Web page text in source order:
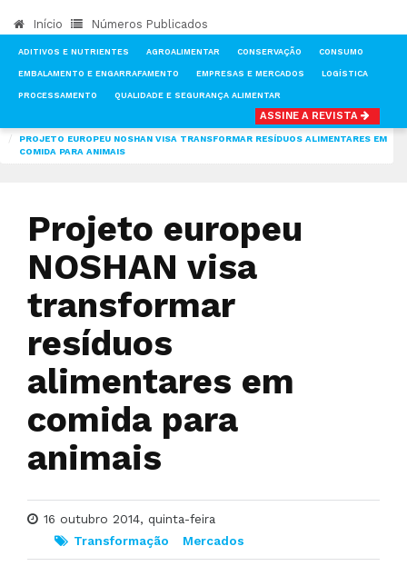
Início Números Publicados
ADITIVOS E NUTRIENTES AGROALIMENTAR CONSERVAÇÃO CONSUMO
EMBALAMENTO E ENGARRAFAMENTO EMPRESAS E MERCADOS LOGÍSTICA
PROCESSAMENTO QUALIDADE E SEGURANÇA ALIMENTAR
ASSINE A REVISTA
PROJETO EUROPEU NOSHAN VISA TRANSFORMAR RESÍDUOS ALIMENTARES EM
COMIDA PARA ANIMAIS
Projeto europeu
NOSHAN visa
transformar
resíduos
alimentares em
comida para
animais
16 outubro 2014, quinta-feira
Transformação
Mercados